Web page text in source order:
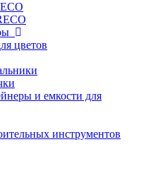
цветов
и емкости для
инструментов